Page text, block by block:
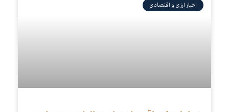
اخبار ارزی و اقتصادی